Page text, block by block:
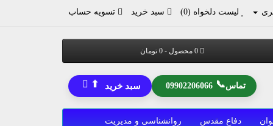
لیست دلخواه (0) سبد خرید تسویه حساب
0 محصول - 0 تومان
تماس📞
09902206066 سبد خرید ⬆
دفاع مقدس روانشناسی و مدیریت